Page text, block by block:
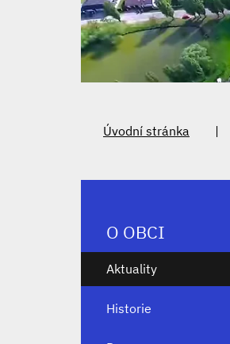
Úvodní stránka
O OBCI
Aktuality
Historie